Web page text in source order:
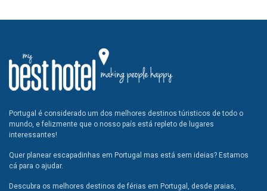
Portugal é considerado um dos melhores destinos túristicos de todo o
mundo, e felizmente que o nosso país está repleto de lugares
interessantes!
Quer planear escapadinhas em Portugal mas está sem ideias? Estamos
cá para o ajudar.
Descubra os melhores destinos de férias em Portugal, desde praias,